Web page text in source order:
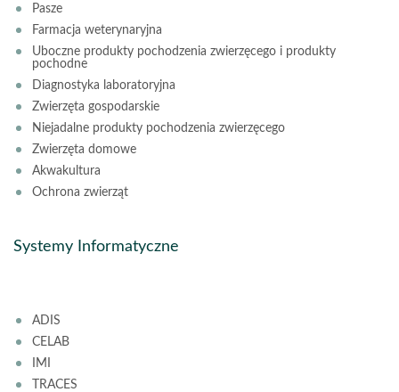
Pasze
Farmacja weterynaryjna
Uboczne produkty pochodzenia zwierzęcego i produkty
pochodne
Diagnostyka laboratoryjna
Zwierzęta gospodarskie
Niejadalne produkty pochodzenia zwierzęcego
Zwierzęta domowe
Akwakultura
Ochrona zwierząt
Systemy Informatyczne
ADIS
CELAB
IMI
TRACES